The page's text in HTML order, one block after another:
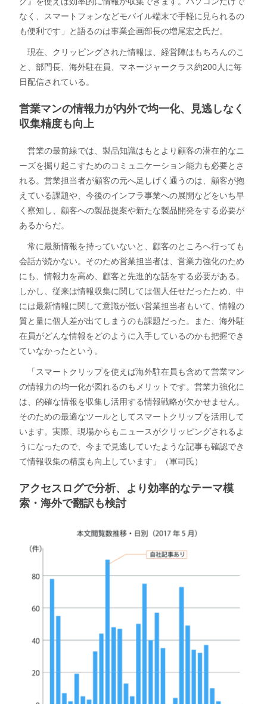
なく、スマートフォンなどモバイル端末で手軽に見られるの
も便利です」と語るのは事業企画部長の増尾宏之氏だ。
現在、クリッピングされた情報は、経営陣はもちろんのこ
と、部門長、海外駐在員、マネージャークラス約200人に毎
日配信されている。
営業マンの情報力が内外で均一化、見逃しなく
収集精度も向上
営業の最前線では、製品知識はもとより顧客の潜在的なニ
ーズを掘り起こすためのコミュニケーション能力も必要とさ
れる。営業担当者が顧客の元へ足しげく通うのは、顧客が抱
えている課題や、今後のインフラ事業への展開などをいち早
く察知し、顧客への製品提案や新たな製品開発をする必要が
あるからだ。
常に最新情報を持っていないと、顧客のところへ行っても
会話が続かない。そのため営業担当者は、営業力強化のため
にも、情報力を高め、顧客と先進的な話をする必要がある。
しかし、従来は情報収集に関しては個人任せだったため、中
には最新情報に関して意識が低い営業担当者もいて、情報の
質と量に個人差が出てしまうのも課題だった。また、海外駐
在員がどんな情報をどのように入手しているのかも把握でき
ていなかったという。
「スマートクリップを使えば海外駐在員も含めて営業マン
の情報力の均一化が図れるのもメリットです。営業力強化に
は、的確な情報を収集し活用する情報戦略が欠かせません。
そのための最適なツールとしてスマートクリップを活用して
います。実際、現場からもニュースがクリッピングされるよ
うになったので、今まで見逃していたような記事も確認でき
て情報収集の精度も向上しています」（軍司氏）
アクセスログで分析、より効率的なテーマ模
索・海外で翻訳も検討